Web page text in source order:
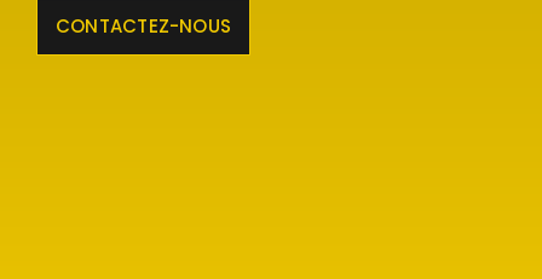
CONTACTEZ-NOUS